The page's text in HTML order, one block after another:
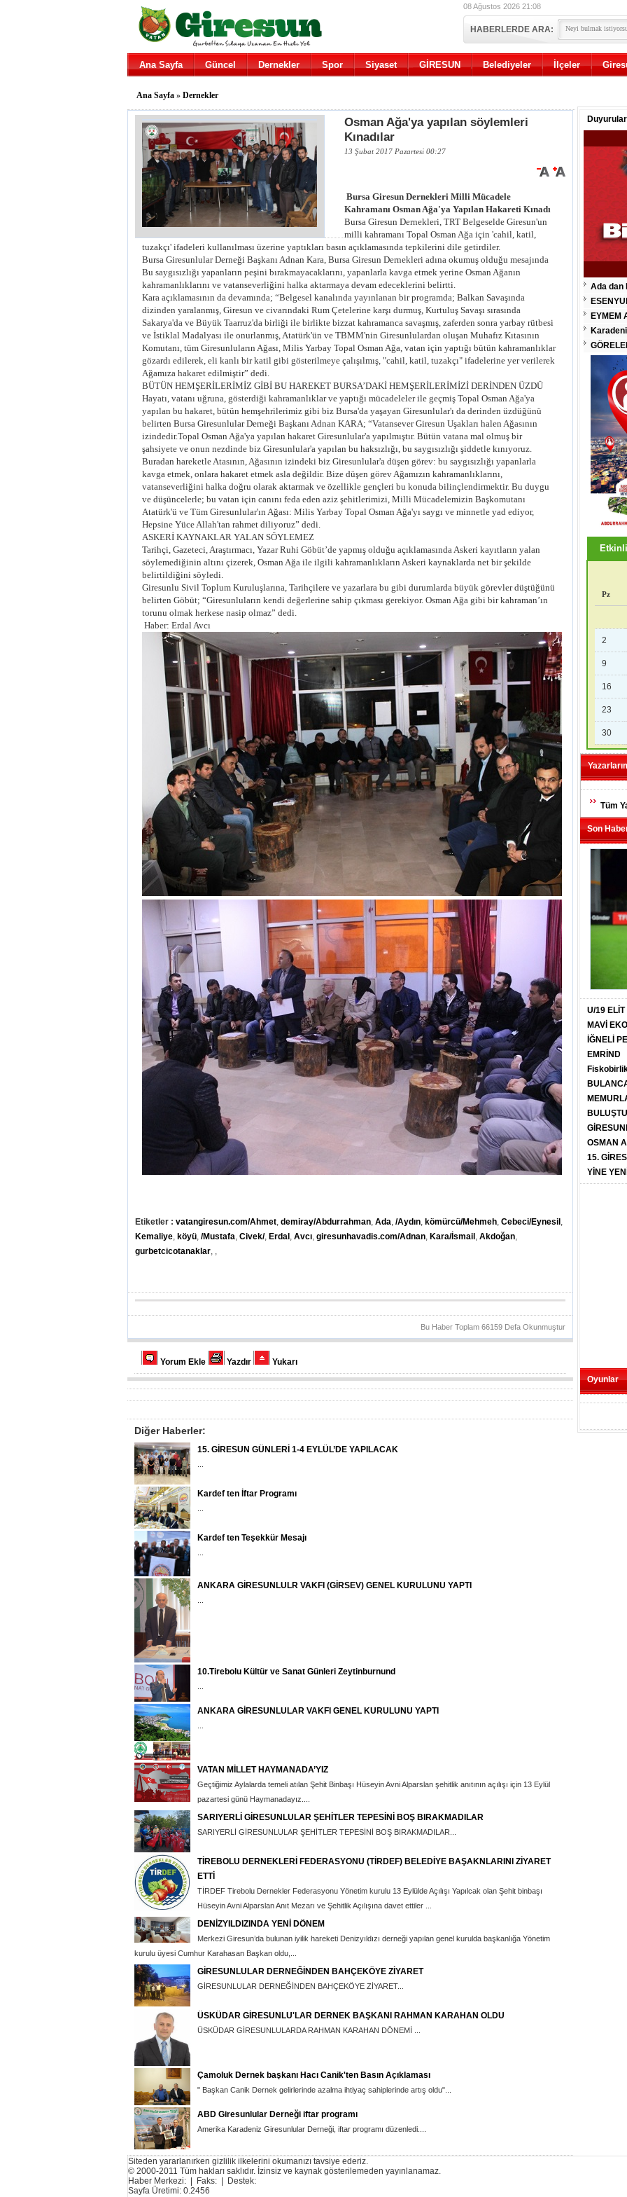
08 Ağustos 2026 21:08
HABERLERDE ARA:
Ana Sayfa Güncel Dernekler Spor Siyaset GİRESUN Belediyeler İlçeler
Ana Sayfa » Dernekler
Osman Ağa'ya yapılan söylemleri
Kınadılar
13 Şubat 2017 Pazartesi 00:27
Bursa Giresun Dernekleri Milli Mücadele
Kahramanı Osman Ağa'ya Yapılan Hakareti Kınadı
Bursa Giresun Dernekleri, TRT Belgeselde Giresun'un
milli kahramanı Topal Osman Ağa için 'cahil, katil,
tuzakçı' ifadeleri kullanılması üzerine yaptıkları basın açıklamasında tepkilerini dile getirdiler.
Bursa Giresunlular Derneği Başkanı Adnan Kara, Bursa Giresun Dernekleri adına okumuş olduğu mesajında
Bu saygısızlığı yapanların peşini bırakmayacaklarını, yapanlarla kavga etmek yerine Osman Ağanın
kahramanlıklarını ve vatanseverliğini halka aktarmaya devam edeceklerini belirtti.
Kara açıklamasının da devamında; “Belgesel kanalında yayınlanan bir programda; Balkan Savaşında
dizinden yaralanmış, Giresun ve civarındaki Rum Çetelerine karşı durmuş, Kurtuluş Savaşı sırasında
Sakarya'da ve Büyük Taarruz'da birliği ile birlikte bizzat kahramanca savaşmış, zaferden sonra yarbay rütbesi
ve İstiklal Madalyası ile onurlanmış, Atatürk'ün ve TBMM'nin Giresunlulardan oluşan Muhafız Kıtasının
Komutanı, tüm Giresunluların Ağası, Milis Yarbay Topal Osman Ağa, vatan için yaptığı bütün kahramanlıklar
gözardı edilerek, eli kanlı bir katil gibi gösterilmeye çalışılmış, "cahil, katil, tuzakçı" ifadelerine yer verilerek
Ağamıza hakaret edilmiştir” dedi.
BÜTÜN HEMŞERİLERİMİZ GİBİ BU HAREKET BURSA’DAKİ HEMŞERİLERİMİZİ DERİNDEN ÜZDÜ
Hayatı, vatanı uğruna, gösterdiği kahramanlıklar ve yaptığı mücadeleler ile geçmiş Topal Osman Ağa'ya
yapılan bu hakaret, bütün hemşehrilerimiz gibi biz Bursa'da yaşayan Giresunlular'ı da derinden üzdüğünü
belirten Bursa Giresunlular Derneği Başkanı Adnan KARA; “Vatansever Giresun Uşakları halen Ağasının
izindedir.Topal Osman Ağa'ya yapılan hakaret Giresunlular'a yapılmıştır. Bütün vatana mal olmuş bir
şahsiyete ve onun nezdinde biz Giresunlular'a yapılan bu haksızlığı, bu saygısızlığı şiddetle kınıyoruz.
Buradan hareketle Atasının, Ağasının izindeki biz Giresunlular'a düşen görev: bu saygısızlığı yapanlarla
kavga etmek, onlara hakaret etmek asla değildir. Bize düşen görev Ağamızın kahramanlıklarını,
vatanseverliğini halka doğru olarak aktarmak ve özellikle gençleri bu konuda bilinçlendirmektir. Bu duygu
ve düşüncelerle; bu vatan için canını feda eden aziz şehitlerimizi, Milli Mücadelemizin Başkomutanı
Atatürk'ü ve Tüm Giresunlular'ın Ağası: Milis Yarbay Topal Osman Ağa'yı saygı ve minnetle yad ediyor,
Hepsine Yüce Allah'tan rahmet diliyoruz” dedi.
ASKERİ KAYNAKLAR YALAN SÖYLEMEZ
Tarihçi, Gazeteci, Araştırmacı, Yazar Ruhi Göbüt’de yapmış olduğu açıklamasında Askeri kayıtların yalan
söylemediğinin altını çizerek, Osman Ağa ile ilgili kahramanlıkların Askeri kaynaklarda net bir şekilde
belirtildiğini söyledi.
Giresunlu Sivil Toplum Kuruluşlarına, Tarihçilere ve yazarlara bu gibi durumlarda büyük görevler düştüğünü
belirten Göbüt; “Giresunluların kendi değerlerine sahip çıkması gerekiyor. Osman Ağa gibi bir kahraman’ın
torunu olmak herkese nasip olmaz” dedi.
Haber: Erdal Avcı
Etiketler : vatangiresun.com/Ahmet, demiray/Abdurrahman, Ada, /Aydın, kömürcü/Mehmeh, Cebeci/Eynesil ,
Kemaliye, köyü, /Mustafa, Civek/, Erdal , Avcı, giresunhavadis.com/Adnan, Kara/İsmail , Akdoğan,
gurbetcicotanaklar, ,
Bu Haber Toplam 66159 Defa Okunmuştur
Yorum Ekle Yazdır Yukarı
Diğer Haberler:
15. GİRESUN GÜNLERİ 1-4 EYLÜL’DE YAPILACAK
Kardef ten İftar Programı
Kardef ten Teşekkür Mesajı
ANKARA GİRESUNLULR VAKFI (GİRSEV) GENEL KURULUNU YAPTI
10.Tirebolu Kültür ve Sanat Günleri Zeytinburnund
ANKARA GİRESUNLULAR VAKFI GENEL KURULUNU YAPTI
VATAN MİLLET HAYMANADA’YIZ
Geçtiğimiz Aylalarda temeli atılan Şehit Binbaşı Hüseyin Avni Alparslan şehitlik anıtının açılışı için 13 Eylül
pazartesi günü Haymanadayız....
SARIYERLİ GİRESUNLULAR ŞEHİTLER TEPESİNİ BOŞ BIRAKMADILAR
SARIYERLİ GİRESUNLULAR ŞEHİTLER TEPESİNİ BOŞ BIRAKMADILAR...
TİREBOLU DERNEKLERİ FEDERASYONU (TİRDEF) BELEDİYE BAŞAKNLARINI ZİYARET
ETTİ
TİRDEF Tirebolu Dernekler Federasyonu Yönetim kurulu 13 Eylülde Açılışı Yapılcak olan Şehit binbaşı
Hüseyin Avni Alparslan Anıt Mezarı ve Şehitlik Açılışına davet ettiler ...
DENİZYILDIZINDA YENİ DÖNEM
Merkezi Giresun’da bulunan iyilik hareketi Denizyıldızı derneği yapılan genel kurulda başkanlığa Yönetim
kurulu üyesi Cumhur Karahasan Başkan oldu,...
GİRESUNLULAR DERNEĞİNDEN BAHÇEKÖYE ZİYARET
GİRESUNLULAR DERNEĞİNDEN BAHÇEKÖYE ZİYARET...
ÜSKÜDAR GİRESUNLU'LAR DERNEK BAŞKANI RAHMAN KARAHAN OLDU
ÜSKÜDAR GİRESUNLULARDA RAHMAN KARAHAN DÖNEMİ ...
Çamoluk Dernek başkanı Hacı Canik'ten Basın Açıklaması
" Başkan Canik Dernek gelirlerinde azalma ihtiyaç sahiplerinde artış oldu"...
ABD Giresunlular Derneği iftar programı
Amerika Karadeniz Giresunlular Derneği, iftar programı düzenledi....
Duyurular
Ada dan
EYMEM
Pz
2
9
16
23
30
Tüm
Son
U/19
MAVİ
İĞNELİ
EMRİND
OSMAN
15.
YİNE
Oyunlar
Siteden yararlanırken gizlilik ilkelerini okumanızı tavsiye ederiz.
© 2000-2011 Tüm hakları saklıdır. İzinsiz ve kaynak gösterilemeden yayınlanamaz.
Haber Merkezi: | Faks: | Destek:
Sayfa Üretimi: 0.2456